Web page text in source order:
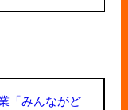
「みんながど